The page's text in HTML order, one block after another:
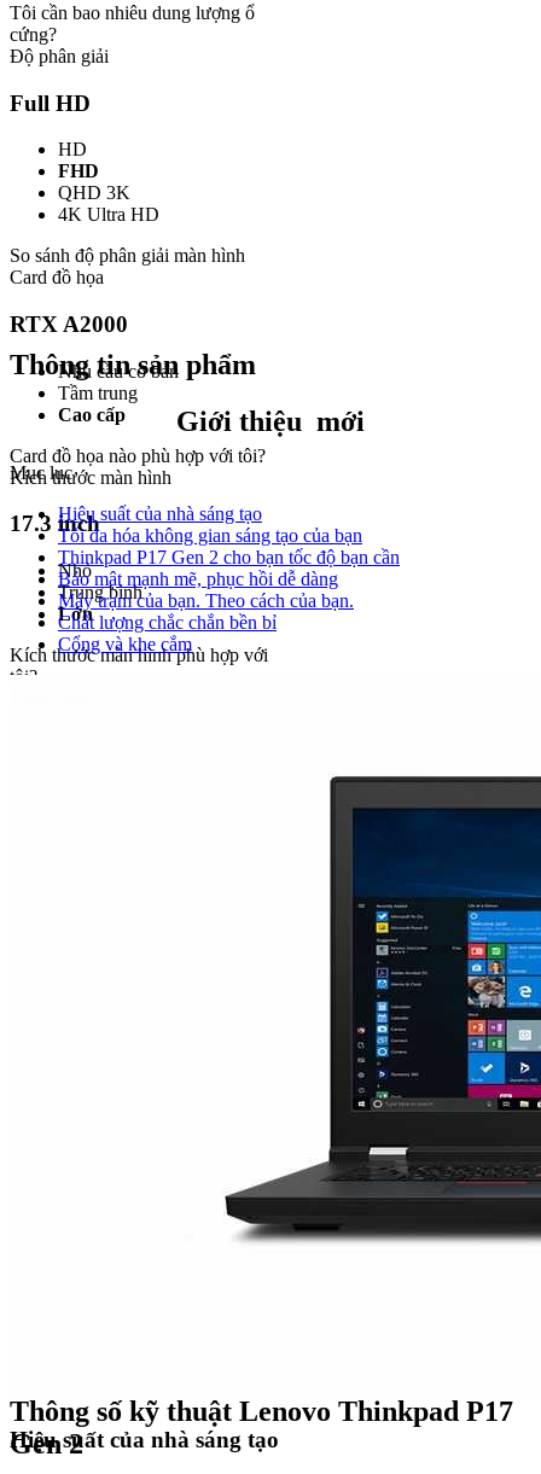
Tôi cần bao nhiêu dung lượng ổ
cứng?
Độ phân giải
Full HD
HD
FHD
QHD 3K
4K Ultra HD
So sánh độ phân giải màn hình
Card đồ họa
RTX A2000
Nhu cầu cơ bản
Tầm trung
Cao cấp
Card đồ họa nào phù hợp với tôi?
Kích thước màn hình
17.3 inch
Nhỏ
Trung bình
Lớn
Kích thước màn hình phù hợp với
tôi?
Thông tin sản phẩm
Giới thiệu mới
Mục lục
Hiệu suất của nhà sáng tạo
Tối đa hóa không gian sáng tạo của bạn
Thinkpad P17 Gen 2 cho bạn tốc độ bạn cần
Bảo mật mạnh mẽ, phục hồi dễ dàng
Máy trạm của bạn. Theo cách của bạn.
Chất lượng chắc chắn bền bỉ
Cổng và khe cắm
Hiệu suất của nhà sáng tạo
Thông số kỹ thuật Lenovo Thinkpad P17
Gen 2